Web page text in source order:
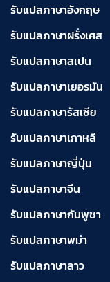
รับแปลภาษาอังกฤษ
รับแปลภาษาฝรั่งเศส
รับแปลภาษาสเปน
รับแปลภาษาเยอรมัน
รับแปลภาษารัสเซีย
รับแปลภาษาเกาหลี
รับแปลภาษาญี่ปุ่น
รับแปลภาษาจีน
รับแปลภาษากัมพูชา
รับแปลภาษาพม่า
รับแปลภาษาลาว